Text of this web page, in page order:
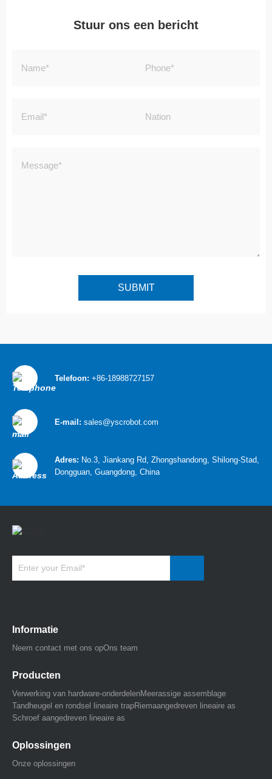
Stuur ons een bericht
Telefoon: +86-18988727157
E-mail: sales@yscrobot.com
Adres: No.3, Jiankang Rd, Zhongshandong, Shilong-Stad,
Dongguan, Guangdong, China
Informatie
Neem contact met ons opOns team
Producten
Verwerking van hardware-onderdelenMeerassige assemblage
Tandheugel en rondsel lineaire trapRiemaangedreven lineaire as
Schroef aangedreven lineaire as
Oplossingen
Onze oplossingen